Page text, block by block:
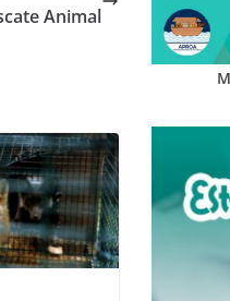
Animal